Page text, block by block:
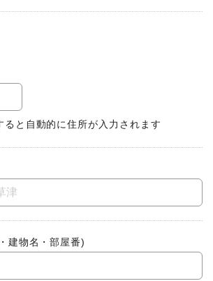
と自動的に住所が入力されます
建物名・部屋番)